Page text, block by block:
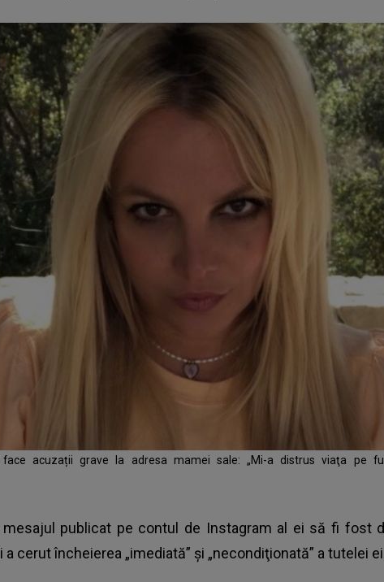
face acuzații grave la adresa mamei sale: „Mi-a distrus viaţa pe
publicat pe contul de Instagram al ei să fi fost
cerut încheierea „imediată” şi „necondiţionată” a tutelei